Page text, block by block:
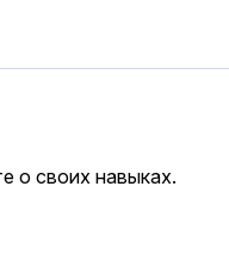
о своих навыках.